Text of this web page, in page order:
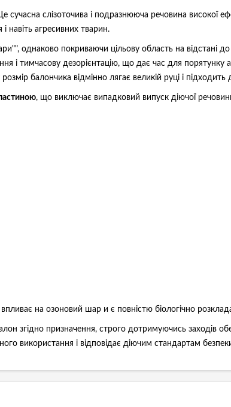
сучасна слізоточива і подразнююча речовина високої
навіть агресивних тварин.
однаково покриваючи цільову область на відстані до
і тимчасову дезорієнтацію, що дає час для
балончика відмінно лягає великій руці і
, що виключає випадковий випуск діючої
на озоновий шар и є повністю біологічно
згідно призначення, строго дотримуючись заходів
використання і відповідає діючим стандартам